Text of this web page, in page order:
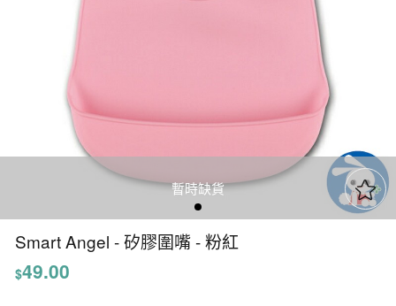
暫時缺貨
Smart Angel - 矽膠圍嘴 - 粉紅
$49.00